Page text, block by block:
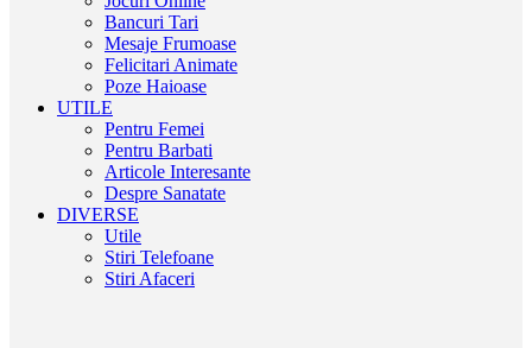
Bancuri Tari
Mesaje Frumoase
Felicitari Animate
Poze Haioase
UTILE
Pentru Femei
Pentru Barbati
Articole Interesante
Despre Sanatate
DIVERSE
Utile
Stiri Telefoane
Stiri Afaceri